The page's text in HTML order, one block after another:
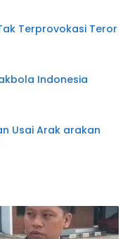
Terprovokasi Teror
Indonesia
Usai Arak arakan